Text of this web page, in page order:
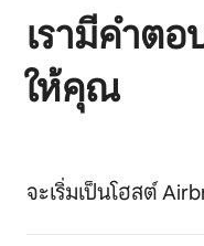
เรามีคำตอ
ให้คุณ
จะเริ่มเป็นโฮสต์